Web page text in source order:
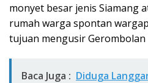
monyet besar jenis Siamang
rumah warga spontan
tujuan mengusir
Baca Juga : Diduga